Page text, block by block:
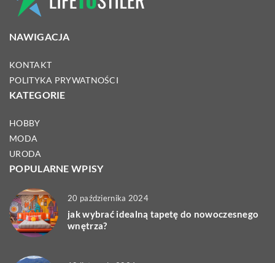
NAWIGACJA
KONTAKT
POLITYKA PRYWATNOŚCI
KATEGORIE
HOBBY
MODA
URODA
POPULARNE WPISY
20 października 2024
jak wybrać idealną tapetę do nowoczesnego
wnętrza?